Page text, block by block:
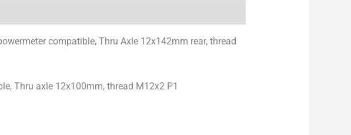
compatible, Thru Axle 12x142mm rear, thread
Thru axle 12x100mm, thread M12x2 P1